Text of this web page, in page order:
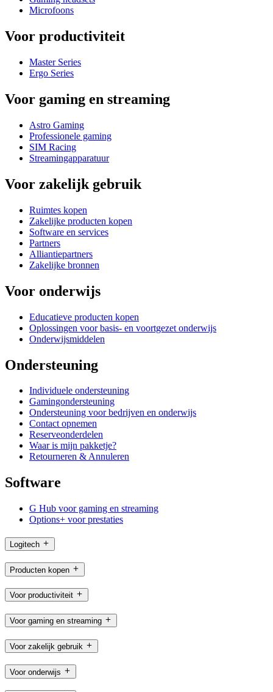
Microfoons
Voor productiviteit
Master Series
Ergo Series
Voor gaming en streaming
Astro Gaming
Professionele gaming
SIM Racing
Streamingapparatuur
Voor zakelijk gebruik
Ruimtes kopen
Zakelijke producten kopen
Software en services
Partners
Alliantiepartners
Zakelijke bronnen
Voor onderwijs
Educatieve producten kopen
Oplossingen voor basis- en voortgezet onderwijs
Onderwijsmiddelen
Ondersteuning
Individuele ondersteuning
Gamingondersteuning
Ondersteuning voor bedrijven en onderwijs
Contact opnemen
Reserveonderdelen
Waar is mijn pakketje?
Retourneren & Annuleren
Software
G Hub voor gaming en streaming
Options+ voor prestaties
Logitech
Producten kopen
Voor productiviteit
Voor gaming en streaming
Voor zakelijk gebruik
Voor onderwijs